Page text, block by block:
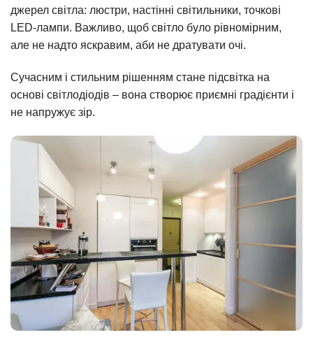
джерел світла: люстри, настінні світильники, точкові
LED-лампи. Важливо, щоб світло було рівномірним,
але не надто яскравим, аби не дратувати очі.
Сучасним і стильним рішенням стане підсвітка на
основі світлодіодів – вона створює приємні градієнти і
не напружує зір.